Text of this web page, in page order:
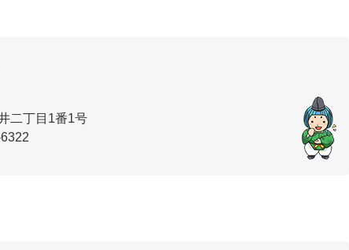
二丁目1番1号